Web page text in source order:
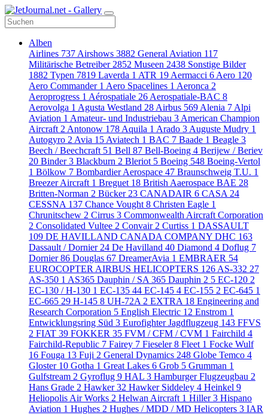
Alben
Airlines 737 Airshows 3882 General Aviation 117
Militärische Betreiber 2852 Museen 2438 Sonstige Bilder
1882 Typen 7819 Laverda 1 ATR 19 Aermacci 6 Aero 120
Aero Commander 1 Aero Spacelines 1 Aeronca 2
Aeroprogress 1 Aérospatiale 26 Aerospatiale-BAC 8
Aerovolga 1 Agusta Westland 28 Airbus 569 Alenia 7 Alpi
Aviation 1 Amateur- und Industriebau 3 American Champion
Aircraft 2 Antonow 178 Aquila 1 Arado 3 Auguste Mudry 1
Autogyro 2 Avia 15 Aviatech 1 BAC 7 Baade 1 Beagle 3
Beech / Beechcraft 51 Bell 87 Bell-Boeing 4 Berijew / Beriev
20 Binder3 Blackburn 2 Bleriot 5 Boeing 548 Boeing-Vertol
1 Bölkow 7 Bombardier Aerospace 47 Braunschweig T.U. 1
Breezer Aircraft 1 Breguet 18 British Aaerospace BAE 28
Britten-Norman 2 Bücker 23 CANADAIR 6 CASA 24
CESSNA 137 Chance Vought 8 Christen Eagle 1
Chrunitschew 2 Cirrus 3 Commonwealth Aircraft Corporation
2 Consolidated Vultee 2 Convair 2 Curtiss 1 DASSAULT
109 DE HAVILLAND CANADA COMPANY DHC 163
Dassault / Dornier 24 De Havilland 40 Diamond 4 Doflug 7
Dornier86 Douglas 67 DreamerAvia 1 EMBRAER 54
EUROCOPTER AIRBUS HELICOPTERS 126 AS-332 27
AS-350 1 AS365 Dauphin / SA 365 Dauphin 2 5 EC-120 2
EC-130 / H-130 1 EC-135 44 EC-145 4 EC-155 2 EC-645 1
EC-665 29 H-145 8 UH-72A 2 EXTRA 18 Engineering and
Research Corporation 5 English Electric 12 Enstrom 1
Entwicklungsring Süd 3 Eurofighter Jagdflugzeug 143 FFVS
2 FIAT 39 FOKKER 35 FVM / CFM / CVM 1 Fairchild 4
Fairchild-Republic 7 Fairey 7 Fieseler8 Fleet 1 Focke Wulf
16 Fouga 13 Fuji 2 General Dynamics 248 Globe Temco 4
Gloster 10 Gotha 1 Great Lakes 6 Grob 5 Grumman 1
Gulfstream 2 Gyroflug 9 HAL 3 Hamburger Flugzeugbau 2
Hans Grade 2 Hawker32 Hawker Siddeley 4 Heinkel 9
Heliopolis Air Works 2 Helwan Aircraft 1 Hiller3 Hispano
Aviation 1 Hughes 2 Hughes / MDD / MD Helicopters 3 IAR